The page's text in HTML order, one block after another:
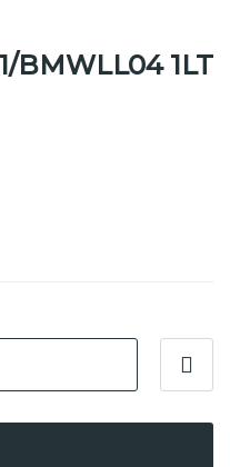
BMWLL04 1LT